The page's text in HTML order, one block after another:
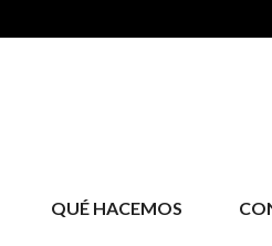
QUÉ HACEMOS